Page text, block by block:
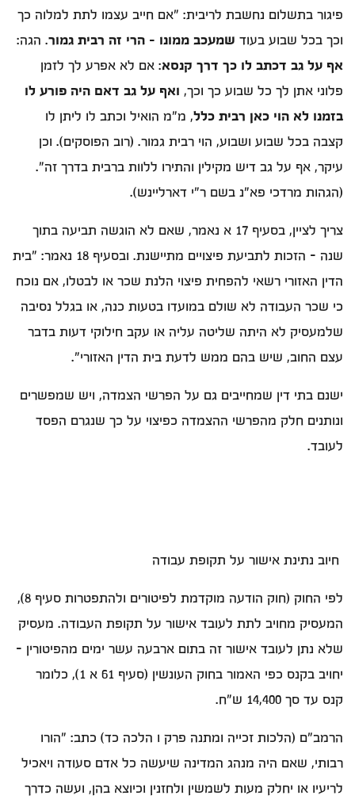
פיגור בתשלום נחשבת לריבית: "אם חייב עצמו לתת למלוה כך
וכך בכל שבוע בעוד שמעכב ממונו - הרי זה רבית גמור. הגה:
אף על גב דכתב לו כך דרך קנסא: אם לא אפרע לך לזמן
פלוני אתן לך כל שבוע כך וכך, ואף על גב דאם היה פורע לו
בזמנו לא הוי כאן רבית כלל, מ"מ הואיל וכתב לו ליתן לו
קצבה בכל שבוע ושבוע, הוי רבית גמור. (רוב הפוסקים). וכן
עיקר, אף על גב דיש מקילין והתירו ללוות ברבית בדרך זה".
(הגהות מרדכי פא"נ בשם ר"י דארליינש).
צריך לציין, בסעיף 17 א נאמר, שאם לא הוגשה תביעה בתוך
שנה - הזכות לתביעת פיצויים מתיישנת. ובסעיף 18 נאמר: "בית
הדין האזורי רשאי להפחית פיצוי הלנת שכר או לבטלו, אם נוכח
כי שכר העבודה לא שולם במועדו בטעות כנה, או בגלל נסיבה
שלמעסיק לא היתה שליטה עליה או עקב חילוקי דעות בדבר
עצם החוב, שיש בהם ממש לדעת בית הדין האזורי".
ישנם בתי דין שמחייבים גם על הפרשי הצמדה, ויש שמפשרים
ונותנים חלק מהפרשי ההצמדה כפיצוי על כך שנגרם הפסד
לעובד.
חיוב נתינת אישור על תקופת עבודה
לפי החוק (חוק הודעה מוקדמת לפיטורים ולהתפטרות סעיף 8),
המעסיק מחויב לתת לעובד אישור על תקופת העבודה. מעסיק
שלא נתן לעובד אישור זה בתום ארבעה עשר ימים מהפיטורין -
יחויב בקנס כפי האמור בחוק העונשין (סעיף 61 א 1), כלומר
קנס עד סך 14,400 ש"ח.
הרמב"ם (הלכות זכייה ומתנה פרק ו הלכה כד) כתב: "הורו
רבותי, שאם היה מנהג המדינה שיעשה כל אדם סעודה ויאכיל
לריעיו או יחלק מעות לשמשין ולחזנין וכיוצא בהן, ועשה כדרך